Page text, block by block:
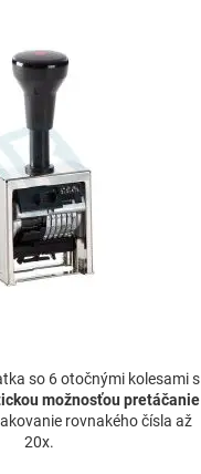
so 6 otočnými kolesami s
možnosťou pretáčanie
rovnakého čísla až
20x.